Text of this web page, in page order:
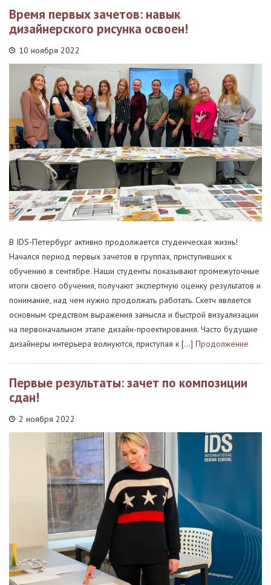
Время первых зачетов: навык
дизайнерского рисунка освоен!
10 ноября 2022
В IDS-Петербург активно продолжается студенческая жизнь!
Начался период первых зачетов в группах, приступивших к
обучению в сентябре. Наши студенты показывают промежуточные
итоги своего обучения, получают экспертную оценку результатов и
понимание, над чем нужно продолжать работать. Скетч является
основным средством выражения замысла и быстрой визуализации
на первоначальном этапе дизайн-проектирования. Часто будущие
дизайнеры интерьера волнуются, приступая к […] Продолжение
Первые результаты: зачет по композиции
сдан!
2 ноября 2022